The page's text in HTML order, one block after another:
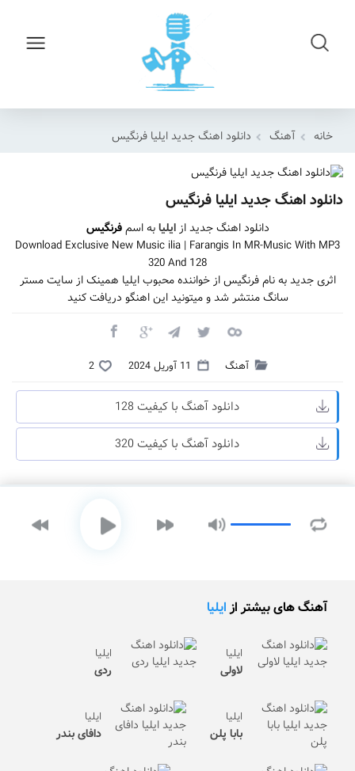
خانه آهنگ دانلود اهنگ جدید ایلیا فرنگیس
دانلود اهنگ جدید ایلیا فرنگیس
دانلود اهنگ جدید ازایلیابه اسمفرنگیس
Download Exclusive New Music ilia | Farangis In MR-Music With MP3
320 And 128
اثری جدید به نام فرنگیس از خواننده محبوب ایلیا همینک از سایت مستر
سانگ منتشر شد و میتونید این اهنگو دریافت کنید
آهنگ 11 آوریل 2024 2
دانلود آهنگ با کیفیت 128
دانلود آهنگ با کیفیت 320
آهنگ های بیشتر ازایلیا
ایلیا
لاولی
ایلیا
ردی
ایلیا
بابا پلن
ایلیا
دافای بندر